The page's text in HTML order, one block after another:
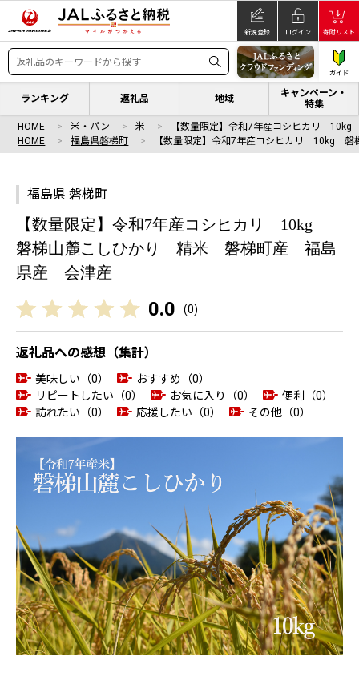
新規登録 ログイン 寄附リスト
ガイド
ランキング 返礼品 地域
キャンペーン・
特集
HOME 米・パン 米
【数量限定】令和7年産コシヒカリ
HOME
福島県磐梯町 【数量限定】令和7年産コシヒカリ 10kg 磐
福島県 磐梯町
【数量限定】令和7年産コシヒカリ 10kg
磐梯山麓こしひかり 精米 磐梯町産 福島
県産 会津産
0.0 (0)
返礼品への感想（集計）
美味しい（0）
おすすめ（0）
リピートしたい（0）
お気に入り（0）
便利（0）
訪れたい（0）
応援したい（0） その他（0）